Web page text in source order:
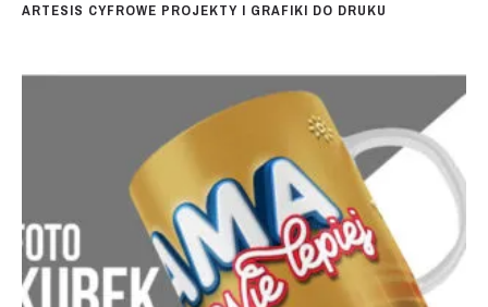
ARTESIS CYFROWE PROJEKTY I GRAFIKI DO DRUKU